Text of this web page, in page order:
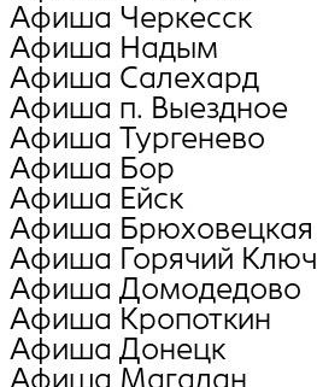
Афиша Черкесск
Афиша Надым
Афиша Салехард
Афиша п. Выездное
Афиша Тургенево
Афиша Бор
Афиша Ейск
Афиша Брюховецкая
Афиша Горячий Ключ
Афиша Домодедово
Афиша Кропоткин
Афиша Донецк
Афиша Магадан